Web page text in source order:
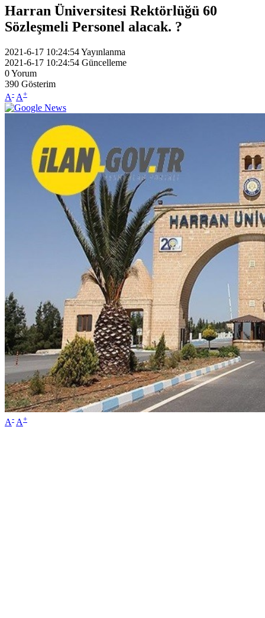
Harran Üniversitesi Rektörlüğü 60
Sözleşmeli Personel alacak. ?
2021-6-17 10:24:54Yayınlanma
2021-6-17 10:24:54 Güncelleme
0Yorum
390 Gösterim
A- A+
A- A+